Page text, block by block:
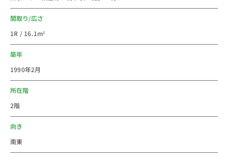
真を撮ってみてください♪
家電付き短期賃貸マンション ウィークリー・マンスリ
ーマンションのユニオンマンスリーをぜひご利用くださ
様もお気軽にお問合せください。
人気エリアなのでお早めにご予約をお願いいたします。
間取り/広さ
1R / 16.1m²
築年
1990年2月
所在階
2階
向き
南東